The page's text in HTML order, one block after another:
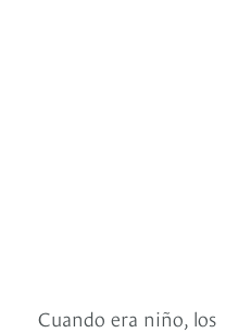
Cuando era niño, los